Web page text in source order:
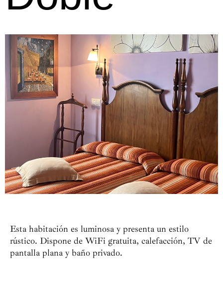
Esta habitación es luminosa y presenta un estilo
rústico. Dispone de WiFi gratuita, calefacción, TV de
pantalla plana y baño privado.